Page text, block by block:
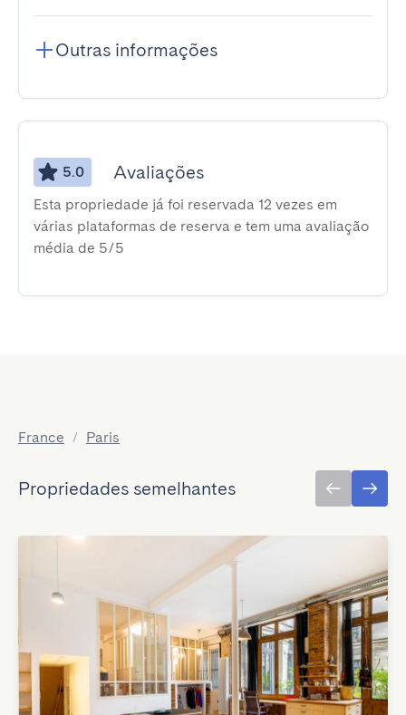
Outras informações
5.0 Avaliações
Esta propriedade já foi reservada 12 vezes em
várias plataformas de reserva e tem uma avaliação
média de 5/5
France / Paris
Propriedades semelhantes